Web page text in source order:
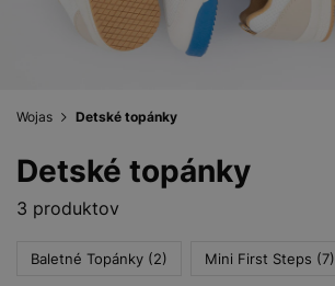
Wojas Detské topánky
Detské topánky
3 produktov
Baletné Topánky (2) Mini First Steps (7)